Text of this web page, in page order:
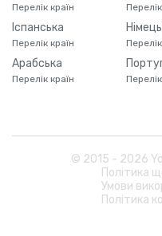
Перелік країн
Іспанська
Перелік країн
Арабська
Перелік країн
© 2015 - 2026
Політика
Умови
Політика